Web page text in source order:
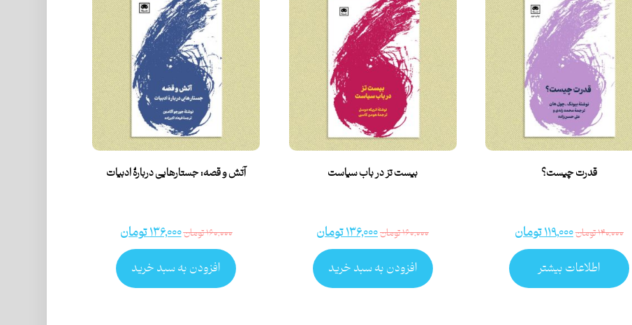
قدرت چیست؟
۱۴۰,۰۰۰تومان۱۱۹,۰۰۰تومان
اطلاعات بیشتر
بیست تز در باب سیاست
۱۶۰,۰۰۰تومان۱۳۶,۰۰۰تومان
افزودن به سبد خرید
آتش و قصه: جستارهایی دربارۀ ادبیات
۱۶۰,۰۰۰تومان۱۳۶,۰۰۰تومان
افزودن به سبد خرید